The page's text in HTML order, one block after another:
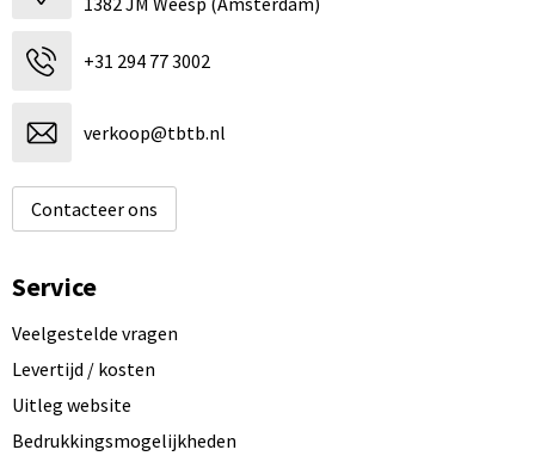
+31 294 77 3002
verkoop@tbtb.nl
Contacteer ons
Service
Veelgestelde vragen
Levertijd / kosten
Uitleg website
Bedrukkingsmogelijkheden